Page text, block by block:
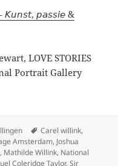
𝘒𝘶𝘯𝘴𝘵, 𝘱𝘢𝘴𝘴𝘪𝘦 &
LOVE STORIES
Portrait Gallery
Tags
Carel willink,
Amsterdam, Joshua
, Mathilde Willink, National
Coleridge Taylor,Sir